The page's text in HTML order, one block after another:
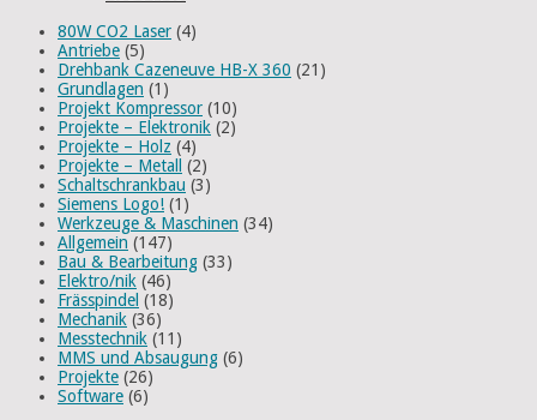
80W CO2 Laser (4)
Antriebe (5)
Drehbank Cazeneuve HB-X 360 (21)
Grundlagen (1)
Projekt Kompressor (10)
Projekte – Elektronik (2)
Projekte – Holz (4)
Projekte – Metall
(2)
Schaltschrankbau (3)
Siemens Logo! (1)
Werkzeuge & Maschinen (34)
Allgemein (147)
Bau & Bearbeitung (33)
Elektro/nik (46)
Frässpindel (18)
Mechanik (36)
Messtechnik (11)
MMS und Absaugung (6)
Projekte (26)
Software (6)